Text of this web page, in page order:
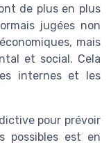
de plus en plus
jugées non
mais
et social. Cela
internes et les
pour prévoir
possibles est en